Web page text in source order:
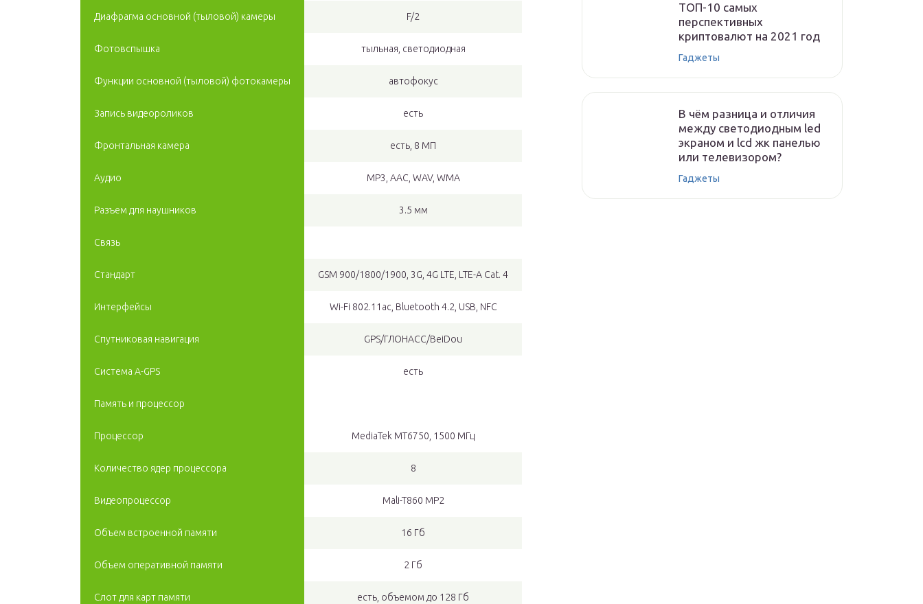
Диафрагма основной (тыловой) камеры F/2
Фотовспышка тыльная, светодиодная
Функции основной (тыловой) фотокамеры автофокус
Запись видеороликов есть
Фронтальная камера есть, 8 МП
Аудио MP3, AAC, WAV, WMA
Разъем для наушников 3.5 мм
Связь
Стандарт GSM 900/1800/1900, 3G, 4G LTE, LTE-A Cat. 4
Интерфейсы Wi-Fi 802.11ac, Bluetooth 4.2, USB, NFC
Спутниковая навигация GPS/ГЛОНАСС/BeiDou
Cистема A-GPS есть
Память и процессор
Процессор MediaTek MT6750, 1500 МГц
Количество ядер процессора 8
Видеопроцессор Mali-T860 MP2
Объем встроенной памяти 16 Гб
Объем оперативной памяти 2 Гб
Слот для карт памяти есть, объемом до 128 Гб
ТОП-10 самых
перспективных
криптовалют на 2021 год
Гаджеты
В чём разница и отличия
между светодиодным led
экраном и lcd жк панелью
или телевизором?
Гаджеты